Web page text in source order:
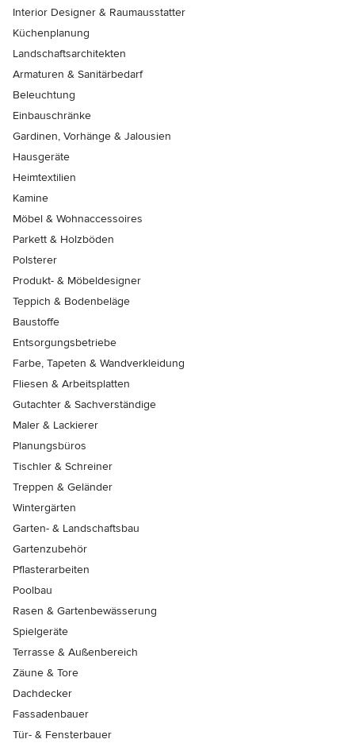
Interior Designer & Raumausstatter
Küchenplanung
Landschaftsarchitekten
Armaturen & Sanitärbedarf
Beleuchtung
Einbauschränke
Gardinen, Vorhänge & Jalousien
Hausgeräte
Heimtextilien
Kamine
Möbel & Wohnaccessoires
Parkett & Holzböden
Polsterer
Produkt- & Möbeldesigner
Teppich & Bodenbeläge
Baustoffe
Entsorgungsbetriebe
Farbe, Tapeten & Wandverkleidung
Fliesen & Arbeitsplatten
Gutachter & Sachverständige
Maler & Lackierer
Planungsbüros
Tischler & Schreiner
Treppen & Geländer
Wintergärten
Garten- & Landschaftsbau
Gartenzubehör
Pflasterarbeiten
Poolbau
Rasen & Gartenbewässerung
Spielgeräte
Terrasse & Außenbereich
Zäune & Tore
Dachdecker
Fassadenbauer
Tür- & Fensterbauer